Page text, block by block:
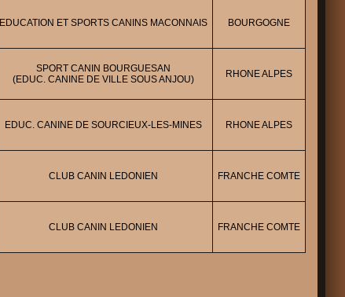
EDUCATION ET SPORTS CANINS MACONNAIS BOURGOGNE
SPORT CANIN BOURGUESAN
(EDUC. CANINE DE VILLE SOUS ANJOU)
RHONE ALPES
EDUC. CANINE DE SOURCIEUX-LES-MINES RHONE ALPES
CLUB CANIN LEDONIEN FRANCHE COMTE
CLUB CANIN LEDONIEN FRANCHE COMTE